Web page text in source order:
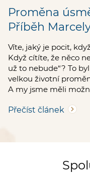
Proměna
Příběh
Víte, jaký je pocit,
Když cítíte, že něco
už to nebude“? To
velkou životní
A my jsme měli
Přečíst článek